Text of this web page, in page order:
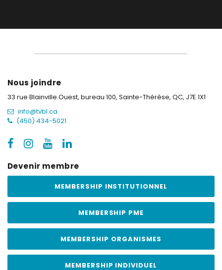
Nous joindre
33 rue Blainville Ouest, bureau 100, Sainte-Thérèse, QC, J7E 1X1
info@tvbl.ca
(450) 434-5021
Devenir membre
MEMBERSHIP INSTITUTIONNEL
MEMBERSHIP PME
MEMBERSHIP ORGANISMES
MEMBERSHIP INDIVIDUEL